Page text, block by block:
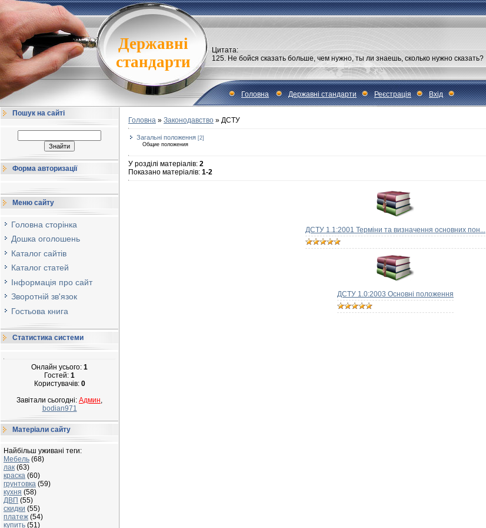
Державні
стандарти
Цитата:
125. Hе бойся сказать больше, чем нужно, ты ли знаешь, сколько нужно сказать?
Головна Державні стандарти Реєстрація Вхід
Пошук на сайті
Форма авторизації
Меню сайту
Головна сторінка
Дошка оголошень
Каталог сайтів
Каталог статей
Інформація про сайт
Зворотній зв'язок
Гостьова книга
Статистика системи
Онлайн усього: 1
Гостей: 1
Користувачів: 0
Завітали сьогодні: Админ,
bodian971
Матеріали сайту
Найбільш уживані теги:
Мебель (68)
лак (63)
краска (60)
грунтовка (59)
кухня (58)
ДВП (55)
скидки (55)
платеж (54)
купить (51)
Головна » Законодавство » ДСТУ
Загальні положення [2]
Общие положения
У розділі матеріалів: 2
Показано матеріалів: 1-2
ДСТУ 1.1:2001 Терміни та визначення основних пон...
ДСТУ 1.0:2003 Основні положення